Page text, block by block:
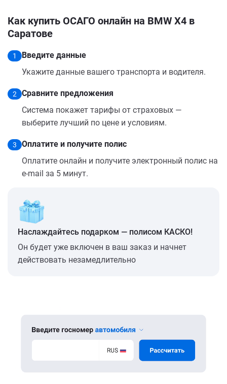
Как купить ОСАГО онлайн на BMW X4 в
Саратове
1
Введите данные
Укажите данные вашего транспорта и водителя.
2
Сравните предложения
Система покажет тарифы от страховых —
выберите лучший по цене и условиям.
3
Оплатите и получите полис
Оплатите онлайн и получите электронный полис на
e-mail за 5 минут.
Наслаждайтесь подарком — полисом КАСКО!
Он будет уже включен в ваш заказ и начнет
действовать незамедлительно